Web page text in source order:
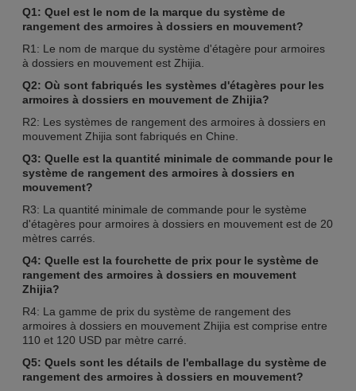
Q1: Quel est le nom de la marque du système de
rangement des armoires à dossiers en mouvement?
R1: Le nom de marque du système d'étagère pour armoires
à dossiers en mouvement est Zhijia.
Q2: Où sont fabriqués les systèmes d'étagères pour les
armoires à dossiers en mouvement de Zhijia?
R2: Les systèmes de rangement des armoires à dossiers en
mouvement Zhijia sont fabriqués en Chine.
Q3: Quelle est la quantité minimale de commande pour le
système de rangement des armoires à dossiers en
mouvement?
R3: La quantité minimale de commande pour le système
d'étagères pour armoires à dossiers en mouvement est de 20
mètres carrés.
Q4: Quelle est la fourchette de prix pour le système de
rangement des armoires à dossiers en mouvement
Zhijia?
R4: La gamme de prix du système de rangement des
armoires à dossiers en mouvement Zhijia est comprise entre
110 et 120 USD par mètre carré.
Q5: Quels sont les détails de l'emballage du système de
rangement des armoires à dossiers en mouvement?